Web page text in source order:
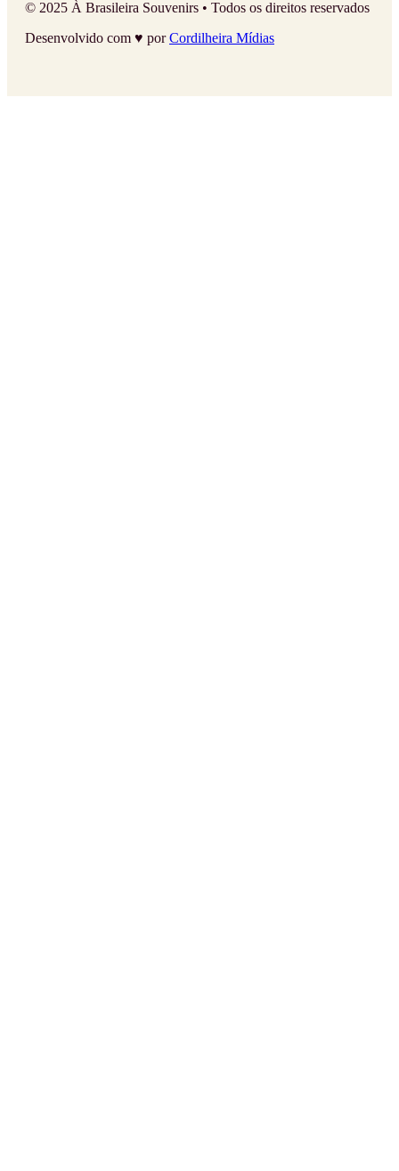
© 2025 À Brasileira Souvenirs • Todos os direitos reservados
Desenvolvido com ♥ porCordilheira Mídias